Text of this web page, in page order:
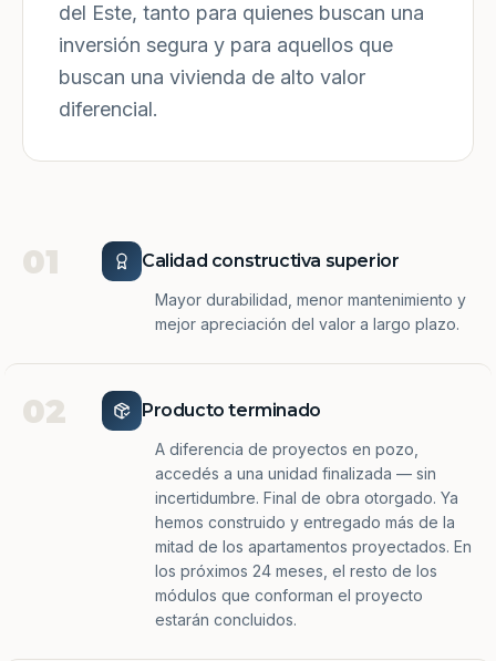
del Este, tanto para quienes buscan una
inversión segura y para aquellos que
buscan una vivienda de alto valor
diferencial.
01 Calidad constructiva superior
Mayor durabilidad, menor mantenimiento y
mejor apreciación del valor a largo plazo.
02 Producto terminado
A diferencia de proyectos en pozo,
accedés a una unidad finalizada — sin
incertidumbre. Final de obra otorgado. Ya
hemos construido y entregado más de la
mitad de los apartamentos proyectados. En
los próximos 24 meses, el resto de los
módulos que conforman el proyecto
estarán concluidos.